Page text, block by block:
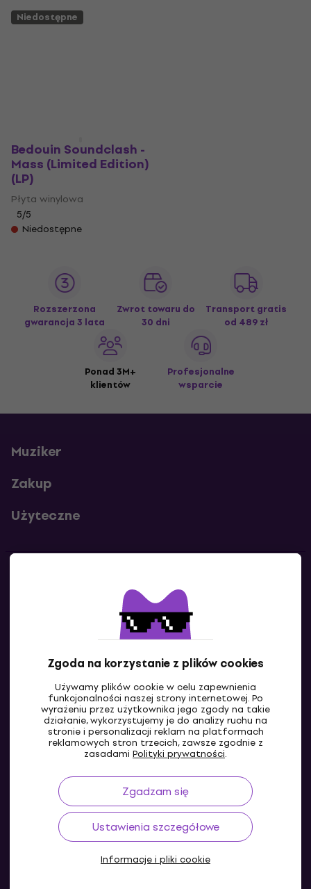
Zgoda na korzystanie z plików cookies
Używamy plików cookie w celu zapewnienia
funkcjonalności naszej strony internetowej. Po
wyrażeniu przez użytkownika jego zgody na takie
działanie, wykorzystujemy je do analizy ruchu na
stronie i personalizacji reklam na platformach
reklamowych stron trzecich, zawsze zgodnie z
zasadami Polityki prywatności.
Zgadzam się
Ustawienia szczegółowe
Informacje i pliki cookie
Niedostępne
Bedouin Soundclash -
Mass (Limited Edition)
(LP)
Płyta winylowa
5/5
Niedostępne
Rozszerzona
gwarancja 3 lata
Zwrot towaru do
30 dni
Transport gratis
od 489 zł
Ponad 3M+
klientów
Profesjonalne
wsparcie
Muziker
Zakup
Użyteczne
Skontaktuj się z nami
PL